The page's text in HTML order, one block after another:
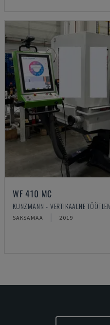
WF 410 MC
KUNZMANN - VERTIKAALNE
SAKSAMAA 2019